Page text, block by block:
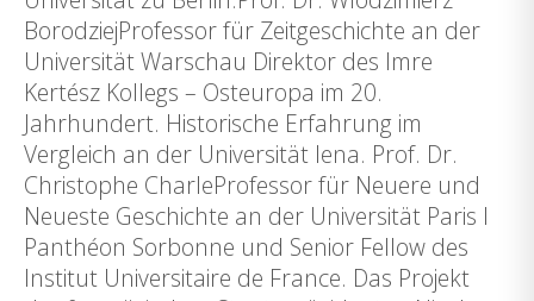
BorodziejProfessor für Zeitgeschichte an der
Universität Warschau Direktor des Imre
Kertész Kollegs – Osteuropa im 20.
Jahrhundert. Historische Erfahrung im
Vergleich an der Universität Iena. Prof. Dr.
Christophe CharleProfessor für Neuere und
Neueste Geschichte an der Universität Paris I
Panthéon Sorbonne und Senior Fellow des
Institut Universitaire de France. Das Projekt